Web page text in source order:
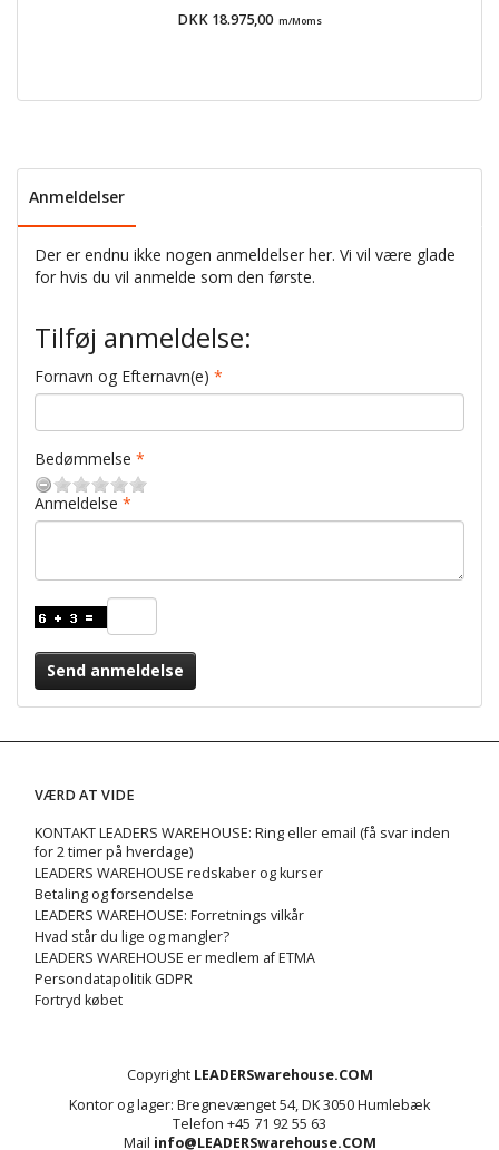
DKK 18.975,00 m/Moms
Anmeldelser
Der er endnu ikke nogen anmeldelser her. Vi vil være glade
for hvis du vil anmelde som den første.
Tilføj anmeldelse:
Fornavn og Efternavn(e)
Bedømmelse
Anmeldelse
Send anmeldelse
VÆRD AT VIDE
KONTAKT LEADERS WAREHOUSE: Ring eller email (få svar inden
for 2 timer på hverdage)
LEADERS WAREHOUSE redskaber og kurser
Betaling og forsendelse
LEADERS WAREHOUSE: Forretnings vilkår
Hvad står du lige og mangler?
LEADERS WAREHOUSE er medlem af ETMA
Persondatapolitik GDPR
Fortryd købet
Copyright LEADERSwarehouse.COM
Kontor og lager: Bregnevænget 54, DK 3050 Humlebæk
Telefon +45 71 92 55 63
Mail info@LEADERSwarehouse.COM